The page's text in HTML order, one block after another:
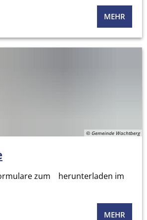
MEHR
© Gemeinde Wachtberg
zum herunterladen im
MEHR